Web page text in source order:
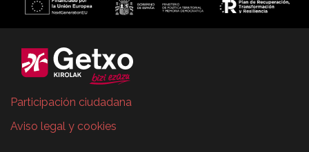
Participación ciudadana
Aviso legal y cookies